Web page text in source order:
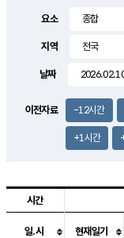
요소
지역
날짜
이전자료 -12시간
+1시간
시간
일.시 현재일기